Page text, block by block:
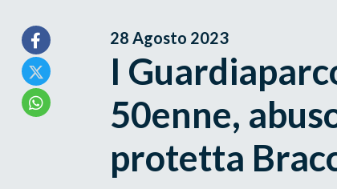
28 Agosto 2023
I
50enne,
protetta